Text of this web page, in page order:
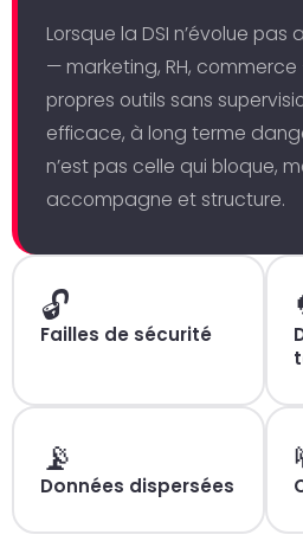
Lorsque la DSI n’évolue pas
— marketing, RH,
propres outils sans
efficace, à long terme
n’est pas celle qui bloque,
accompagne et structure.
🔓
Failles de sécurité
📡
Données dispersées